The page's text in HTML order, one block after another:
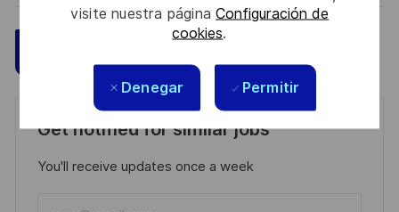
visite nuestra páginaConfiguración de
cookies.
Denegar Permitir
Get notified for similar jobs
You'll receive updates once a week